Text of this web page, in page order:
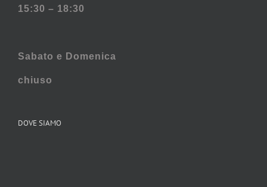
15:30 – 18:30
Sabato e Domenica
chiuso
DOVE SIAMO